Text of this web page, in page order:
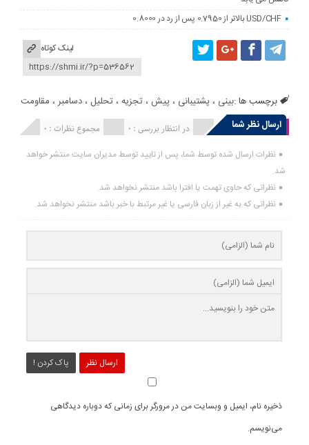
USD/CHF بالاتر از 0.7950 پس از رد در 0.8000
لینک کوتاه
برچسب ها :بینی ،پشتیبانی ،پیش ،تجزیه ،تحلیل ،دسامبر ، مقاومت
ارسال نظر شما
مجموع نظرات : 0 در انتظار بررسی : 0 انتشار یافته : 0
نظرات ارسال شده توسط شما، پس از تایید توسط مدیران سایت منتشر خواهد
شد.
نظراتی که حاوی تهمت یا افترا باشد منتشر نخواهد شد.
نظراتی که به غیر از زبان فارسی یا غیر مرتبط با خبر باشد منتشر نخواهد شد.
ارسال نظر پاک کردن !
ذخیره نام، ایمیل و وبسایت من در مرورگر برای زمانی که دوباره دیدگاهی
می‌نویسم.